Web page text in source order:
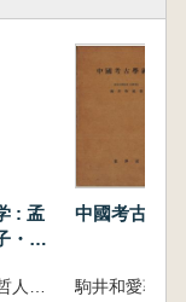
: 孟
・韓
小島祐馬, 宇野哲人 著
中國考古學
駒井和愛著